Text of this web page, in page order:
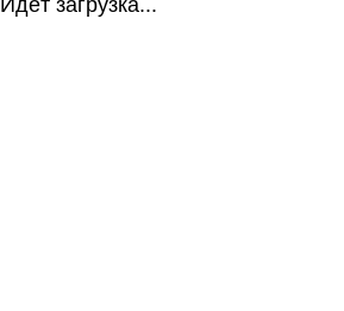
Идёт загрузка...